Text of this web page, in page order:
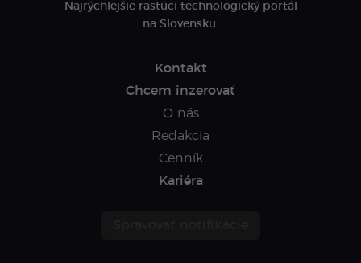
Najrýchlejšie rastúci technologický portál
na Slovensku.
Kontakt
Chcem inzerovať
O nás
Redakcia
Cenník
Kariéra